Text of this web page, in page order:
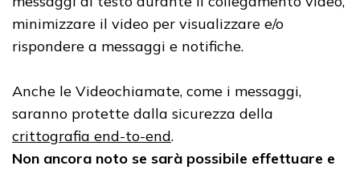
minimizzare il video per visualizzare e/o
rispondere a messaggi e notifiche.
Anche le Videochiamate, come i messaggi,
saranno protette dalla sicurezza della
crittografia end-to-end.
Non ancora noto se sarà possibile effettuare e